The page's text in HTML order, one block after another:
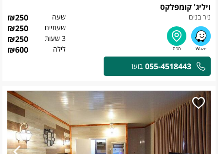
ויליג' קומפלקס
ניר בנים שעה ₪250
שעתיים ₪250
3 שעות ₪250
לילה ₪600
055-4518443 בועז